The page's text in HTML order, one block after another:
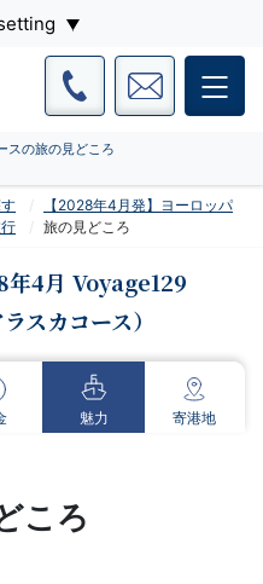
スの旅の見どころ
【2028年4月発】ヨーロッパ
旅の見どころ
年4月 Voyage129
スカコース）
魅力 寄港地
ころ